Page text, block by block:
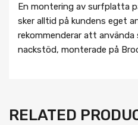
En montering av surfplatta
sker alltid på kundens eget
rekommenderar att
nackstöd, monterade på
RELATED